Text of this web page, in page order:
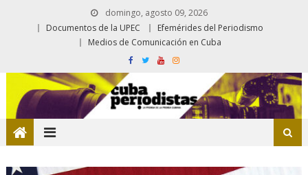
domingo, agosto 09, 2026
Documentos de la UPEC
Efemérides del Periodismo
Medios de Comunicación en Cuba